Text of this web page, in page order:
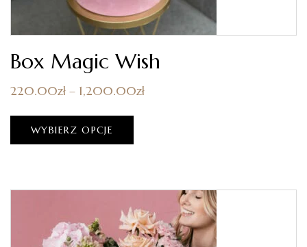
Box Magic Wish
220.00zł – 1,200.00zł
WYBIERZ OPCJE